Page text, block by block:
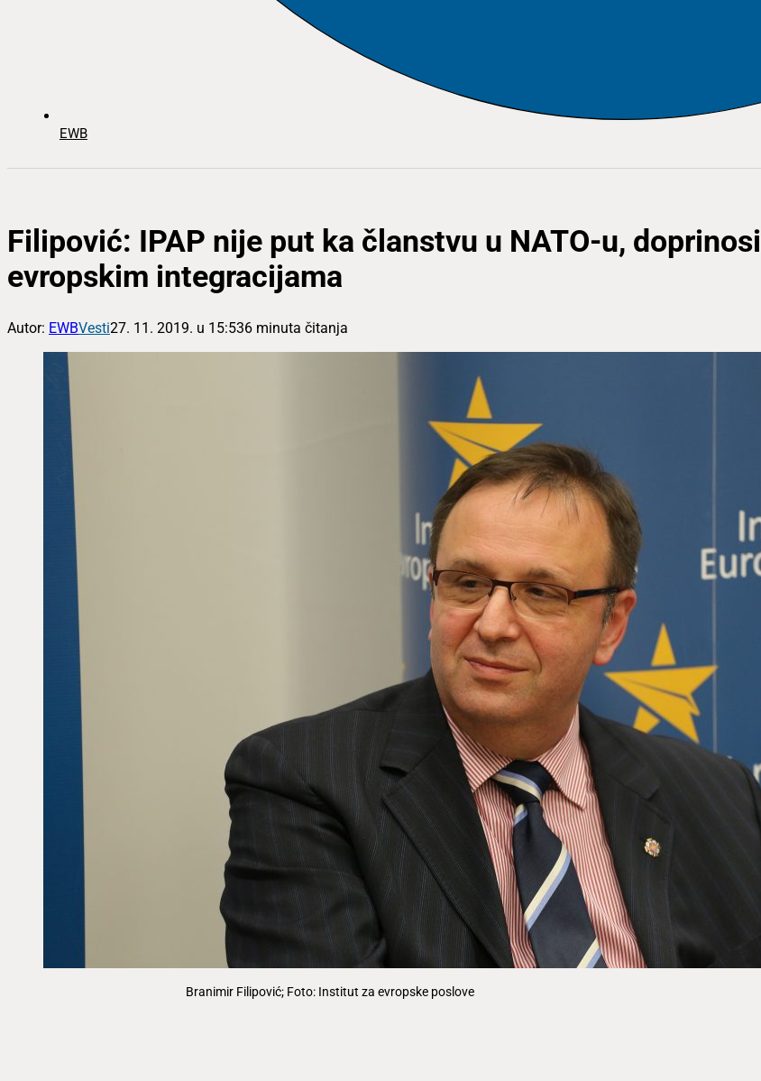
EWB
Filipović: IPAP nije put ka članstvu u NATO-u, doprinosi
evropskim integracijama
Autor: EWBVesti27. 11. 2019. u 15:536 minuta čitanja
Branimir Filipović; Foto: Institut za evropske poslove